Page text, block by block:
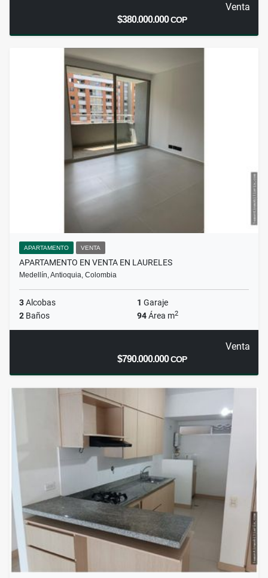
Venta
$380.000.000COP
APARTAMENTO VENTA
APARTAMENTO EN VENTA EN LAURELES
Medellín, Antioquia, Colombia
3Alcobas 1 Garaje
2 Baños 94Área m2
Venta
$790.000.000COP